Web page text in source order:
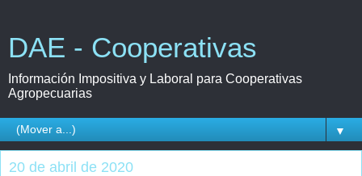
DAE - Cooperativas
Información Impositiva y Laboral para Cooperativas
Agropecuarias
▼
20 de abril de 2020